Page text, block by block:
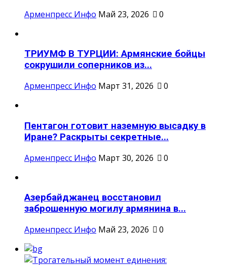
Арменпресс Инфо Май 23, 2026 0
ТРИУМФ В ТУРЦИИ: Армянские бойцы
сокрушили соперников из...
Арменпресс Инфо Март 31, 2026 0
Пентагон готовит наземную высадку в
Иране? Раскрыты секретные...
Арменпресс Инфо Март 30, 2026 0
Азербайджанец восстановил
заброшенную могилу армянина в...
Арменпресс Инфо Май 23, 2026 0